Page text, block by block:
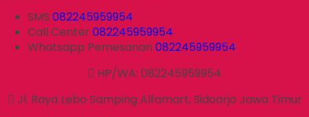
SMS 082245959954
Call Center082245959954
Whatsapp Pemesanan 082245959954
HP/WA: 082245959954
Jl. Raya Lebo Samping Alfamart, Sidoarjo Jawa Timur